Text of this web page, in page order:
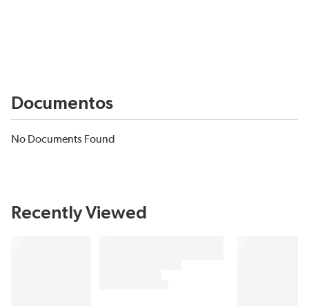
Documentos
No Documents Found
Recently Viewed